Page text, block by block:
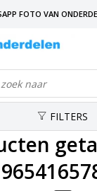
FOTO VAN
16.00 BESTELD,
GESPECIALISEERD
FILTERS